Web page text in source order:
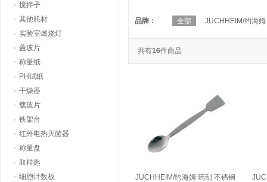
品牌： 全部 JUCHHEIM/约海姆
共有16件商品
JUCHHEIM/约海姆 药刮 不锈钢
搅拌子
其他耗材
实验室燃烧灯
盖玻片
称量纸
PH试纸
干燥器
载玻片
铁架台
红外电热灭菌器
称量盘
取样匙
细胞计数板